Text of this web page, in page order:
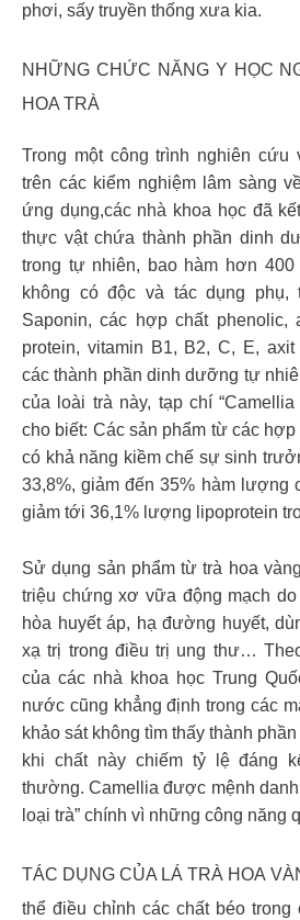
phơi, sấy truyền thống xưa kia.
NHỮNG CHỨC NĂNG Y HỌC
HOA TRÀ
Trong một công trình nghiên cứu
trên các kiểm nghiệm lâm sàng
ứng dụng,các nhà khoa học đã
thực vật chứa thành phần dinh
trong tự nhiên, bao hàm hơn 400
không có độc và tác dụng
Saponin, các hợp chất phenolic,
protein, vitamin B1, B2, C, E,
các thành phần dinh dưỡng tự
của loài trà này, tạp chí “Camellia
cho biết: Các sản phẩm từ các
có khả năng kiềm chế sự sinh
33,8%, giảm đến 35% hàm lượng
giảm tới 36,1% lượng lipoprotein
Sử dụng sản phẩm từ trà hoa
triệu chứng xơ vữa động mạch
hòa huyết áp, hạ đường huyết,
xạ trị trong điều trị ung thư…
của các nhà khoa học Trung
nước cũng khẳng định trong các
khảo sát không tìm thấy thành
khi chất này chiếm tỷ lệ đáng
thường. Camellia được mệnh
loại trà” chính vì những công năng
TÁC DỤNG CỦA LÁ TRÀ HOA
thể điều chỉnh các chất béo